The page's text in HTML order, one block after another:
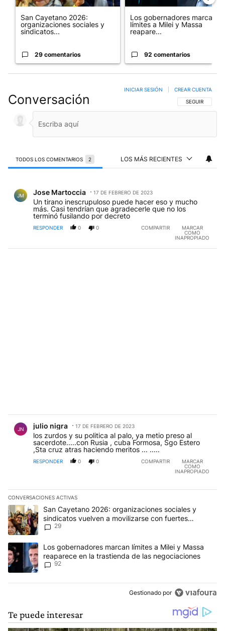
San Cayetano 2026:
organizaciones sociales y
sindicatos...
29 comentarios
Los gobernadores marcan
límites a Milei y Massa
reapare...
92 comentarios
Conversación SIGA ESTA
SEGUIR
INICIAR SESIÓN CREAR CUENTA
TODOS LOS COMENTARIOS 2 LOS MÁS RECIENTES
JM Jose Martoccia 17 DE FEBRERO DE 2023
Un tirano inescrupuloso puede hacer eso y mucho
más. Casi tendrían que agradecerle que no los
terminó fusilando por decreto
RESPONDER 0 0 COMPARTIR
MARCAR
COMO
INAPROPIADO
JN julio nigra 17 DE FEBRERO DE 2023
los zurdos y su politica al palo, ya metio preso al
sacerdote.....con Rusia , cuba Formosa, Sgo Estero
,Sta cruz atras haciendo meritos ... .....
RESPONDER 0 0 COMPARTIR
MARCAR
COMO
INAPROPIADO
CONVERSACIONES ACTIVAS
Este listado muestra los artículos con más comentarios en los
Un artículo de tendencia con el título "San Cayetano 2026:
San Cayetano 2026: organizaciones sociales y
sindicatos vuelven a movilizarse con fuertes
reclamos al Gobierno
29
Un artículo de tendencia con el título "Los gobernadores marcan
Los gobernadores marcan límites a Milei y Massa
reaparece en la trastienda de las negociaciones
92
Gestionado por